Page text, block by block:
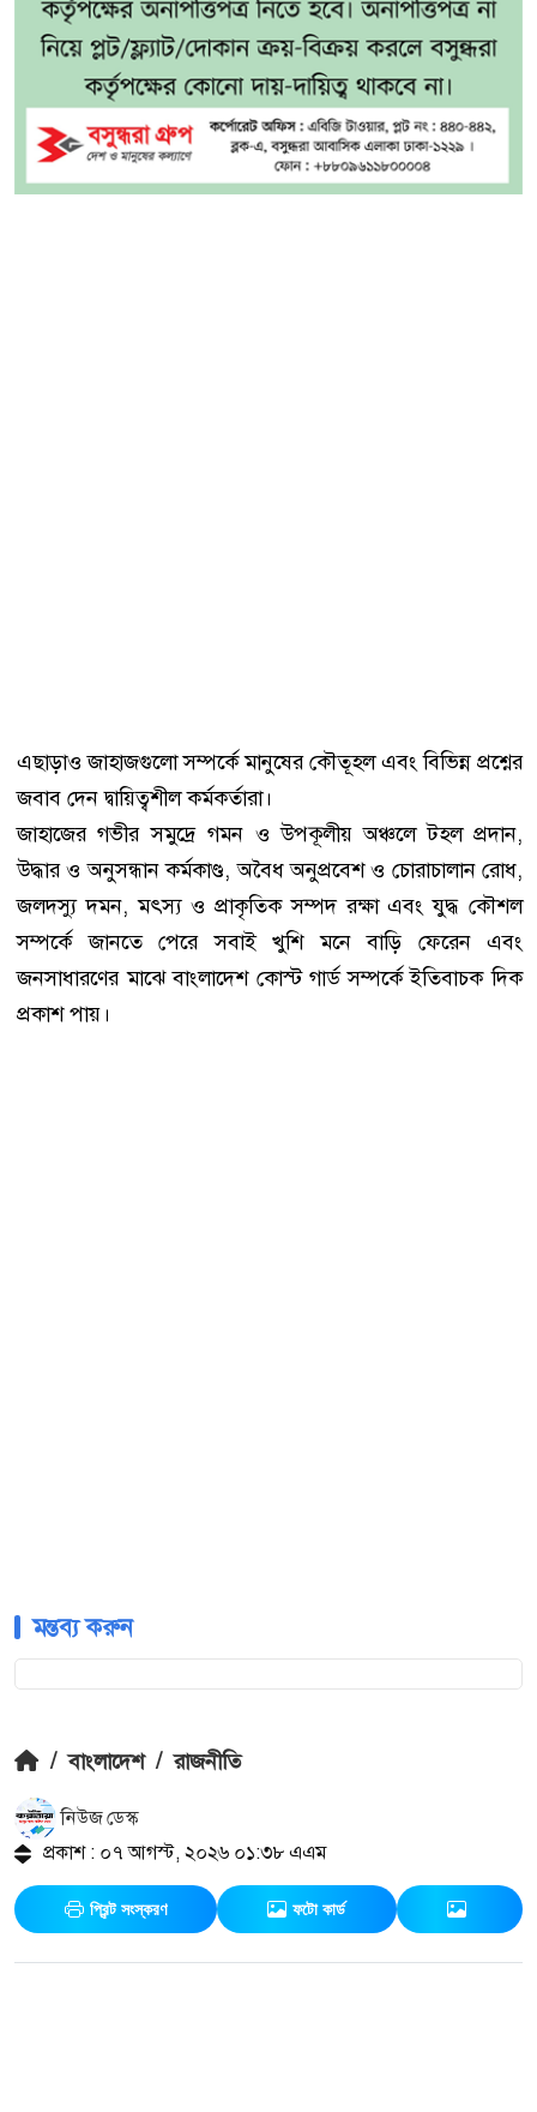
এছাড়াও জাহাজগুলো সম্পর্কে মানুষের কৌতূহল এবং বিভিন্ন প্রশ্নের
জবাব দেন দ্বায়িত্বশীল কর্মকর্তারা।
জাহাজের গভীর সমুদ্রে গমন ও উপকূলীয় অঞ্চলে টহল প্রদান,
উদ্ধার ও অনুসন্ধান কর্মকাণ্ড, অবৈধ অনুপ্রবেশ ও চোরাচালান রোধ,
জলদস্যু দমন, মৎস্য ও প্রাকৃতিক সম্পদ রক্ষা এবং যুদ্ধ কৌশল
সম্পর্কে জানতে পেরে সবাই খুশি মনে বাড়ি ফেরেন এবং
জনসাধারণের মাঝে বাংলাদেশ কোস্ট গার্ড সম্পর্কে ইতিবাচক দিক
প্রকাশ পায়।
মন্তব্য করুন
/ বাংলাদেশ / রাজনীতি
নিউজ ডেস্ক
প্রকাশ : ০৭ আগস্ট, ২০২৬ ০১:৩৮ এএম
প্রিন্ট সংস্করণ ফটো কার্ড